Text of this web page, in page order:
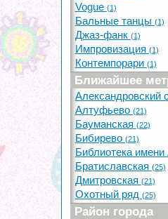
Vogue (1)
Бальные танцы (1)
Джаз-фанк (1)
Импровизация (1)
Контемпорари (1)
Ближайшее
Александровский
Алтуфьево (21)
Бауманская (22)
Бибирево (21)
Библиотека имени
Братиславская (25)
Дмитровская (21)
Охотный ряд (25)
Район города